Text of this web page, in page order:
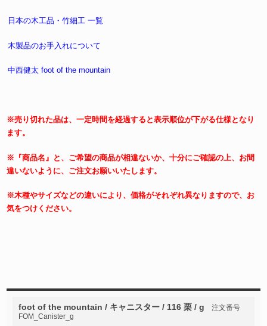
日本の木工品・竹細工 一覧
木製品のお手入れについて
中西健太 foot of the mountain
※売り切れた品は、一定時間を経過すると表示順位が下がる仕様となり
ます。
※『商品名』と、ご希望の商品が相違ないか、十分にご確認の上、お間
違いないように、ご注文お願いいたします。
※木種やサイズなどの違いにより、価格がそれぞれ異なりますので、お
気をつけください。
foot of the mountain / キャニスター / 116 栗 / g
注文番号
FOM_Canister_g